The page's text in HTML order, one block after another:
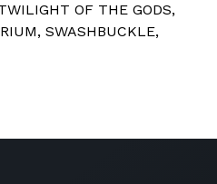
OF THE GODS,
SWASHBUCKLE,